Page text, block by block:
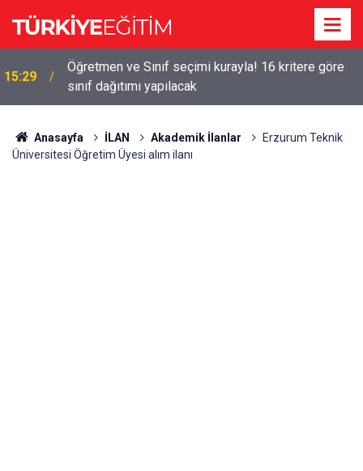
15:29
Öğretmen ve Sınıf seçimi kurayla! 16 kritere göre
sınıf dağıtımı yapılacak
Anasayfa İLAN Akademik İlanlar
Erzurum Teknik
Üniversitesi Öğretim Üyesi alım ilanı